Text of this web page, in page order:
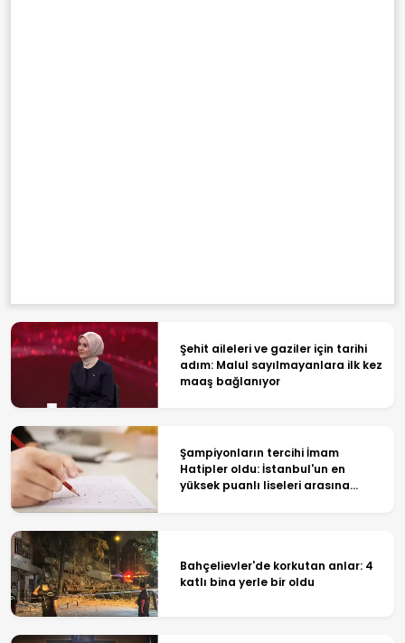
Şehit aileleri ve gaziler için tarihi
adım: Malul sayılmayanlara ilk kez
maaş bağlanıyor
Şampiyonların tercihi İmam
Hatipler oldu: İstanbul'un en
yüksek puanlı liseleri arasına
Bahçelievler'de korkutan anlar: 4
katlı bina yerle bir oldu